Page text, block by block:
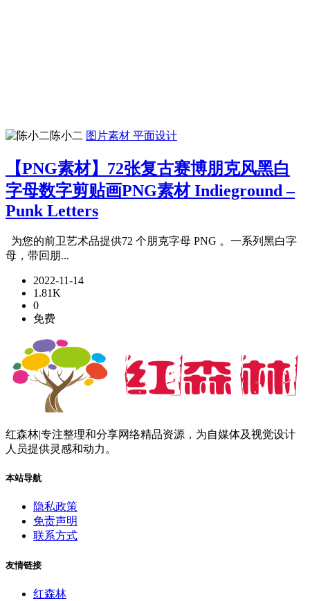
陈小二 图片素材 平面设计
【PNG素材】72张复古赛博朋克风黑白
字母数字剪贴画PNG素材 Indieground –
Punk Letters
为您的前卫艺术品提供72 个朋克字母 PNG 。一系列黑白字
母，带回朋...
2022-11-14
1.81K
0
免费
红森林|专注整理和分享网络精品资源，为自媒体及视觉设计
人员提供灵感和动力。
本站导航
隐私政策
免责声明
联系方式
友情链接
红森林